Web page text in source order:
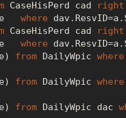
CaseHisPerd cad right
where dav.ResvID=
CaseHisPerd cad right
where dav.ResvID=
from DailyWpic where
from DailyWpic where
from DailyWpic dac